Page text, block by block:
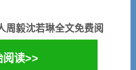
周毅沈若琳全文免费阅
阅读>>